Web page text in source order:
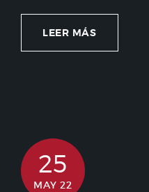
LEER MÁS
25
MAY 22